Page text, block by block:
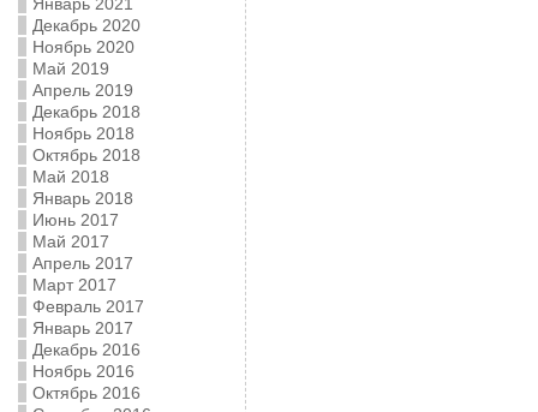
Декабрь 2020
Ноябрь 2020
Май 2019
Апрель 2019
Декабрь 2018
Ноябрь 2018
Октябрь 2018
Май 2018
Январь 2018
Июнь 2017
Май 2017
Апрель 2017
Март 2017
Февраль 2017
Январь 2017
Декабрь 2016
Ноябрь 2016
Октябрь 2016